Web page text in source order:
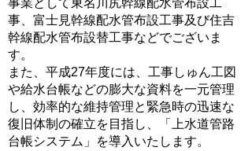
事業として東名川尻幹線配水管布設工
事、富士見幹線配水管布設工事及び住吉
幹線配水管布設替工事などでございま
す。
また、平成27年度には、工事しゅん工図
や給水台帳などの膨大な資料を一元管理
し、効率的な維持管理と緊急時の迅速な
復旧体制の確立を目指し、「上水道管路
台帳システム」を導入いたします。